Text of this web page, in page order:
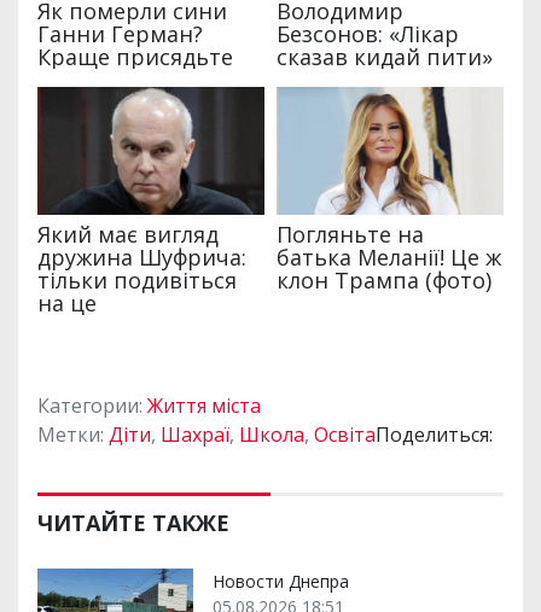
Категории: Життя міста
Метки: Діти, Шахраї, Школа, ОсвітаПоделиться:
ЧИТАЙТЕ ТАКЖЕ
Новости Днепра
05.08.2026 18:51